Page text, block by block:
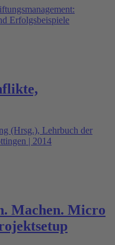
Erfolgsbeispiele
(Hrsg.), Lehrbuch der
| 2014
Machen. Micro